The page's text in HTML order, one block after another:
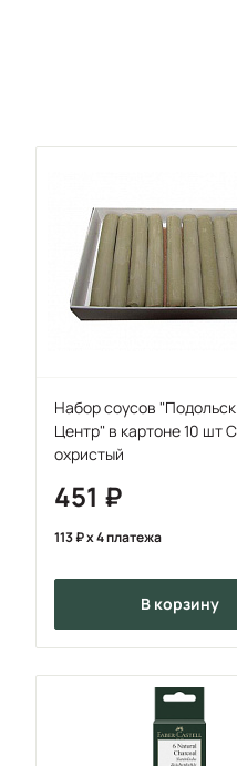
Набор соусов
Центр" в картоне 10 шт
охристый
451
113 x 4 платежа
в корзину